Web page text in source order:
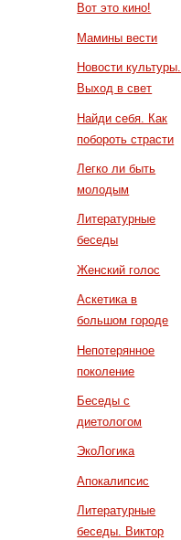
Вот это кино!
Мамины вести
Новости культуры.
Выход в свет
Найди себя. Как
побороть страсти
Легко ли быть
молодым
Литературные
беседы
Женский голос
Аскетика в
большом городе
Непотерянное
поколение
Беседы с
диетологом
ЭкоЛогика
Апокалипсис
Литературные
беседы. Виктор